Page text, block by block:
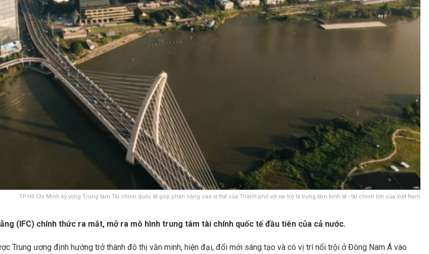
TP.Hồ Chí Minh kỳ vọng Trung tâm Tài chính quốc tế góp phần nâng cao vị thế của Thành phố với vai trò là trung tâm kinh tế - tài chính lớn của Việt Nam
(IFC) chính thức ra mắt, mở ra mô hình trung tâm tài chính quốc tế đầu tiên của cả nước.
Trung ương định hướng trở thành đô thị văn minh, hiện đại, đổi mới sáng tạo và có vị trí nổi trội ở Đông Nam Á vào